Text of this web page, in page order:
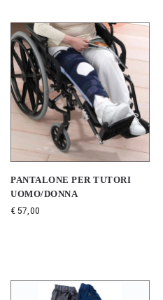
PANTALONE PER TUTORI
UOMO/DONNA
€ 57,00